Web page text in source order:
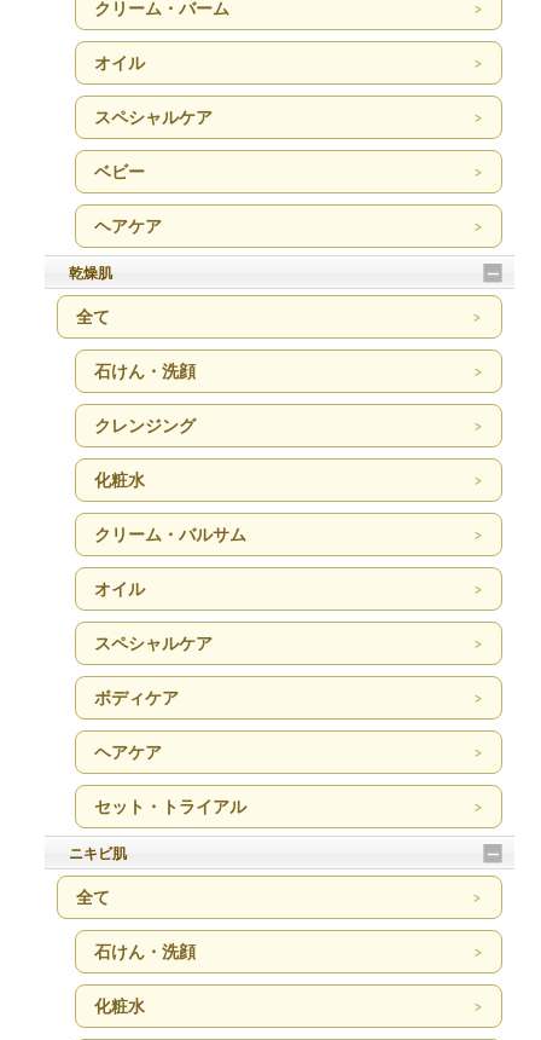
クリーム・バーム
オイル
スペシャルケア
ベビー
ヘアケア
乾燥肌
全て
石けん・洗顔
クレンジング
化粧水
クリーム・バルサム
オイル
スペシャルケア
ボディケア
ヘアケア
セット・トライアル
ニキビ肌
全て
石けん・洗顔
化粧水